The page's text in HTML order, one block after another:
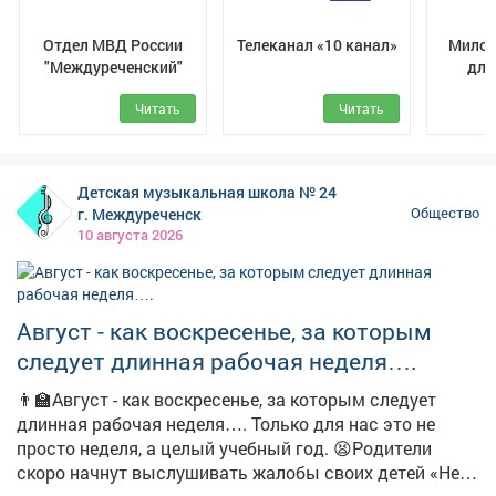
согласия на уход. Помимо клиентских служб
Отделения Соцфонда по Кузбассу, документы можно
будет подать через портал Госуслуг или в МФЦ», -
уточнила управляющий Отделением СФР по
ухода в стаж. Однако чтобы эти периоды были
засчитаны при оформлении пенсии, их нужно
подтвердить в течение всего 2027 года. С 2028 года
подтвердить периоды ухода, которые пришлись на
время до 2027 года, уже не получится. Фото:
freepik.com
Отдел МВД России
"Междуреченский"
Читать
Телеканал «10 канал»
Читать
Детская музыкальная школа № 24
г. Междуреченск
10 августа 2026
Общество
Август - как воскресенье, за которым
следует длинная рабочая неделя….
👨‍🏫Август - как воскресенье, за которым следует
длинная рабочая неделя…. Только для нас это не
просто неделя, а целый учебный год. 😫Родители
скоро начнут выслушивать жалобы своих детей «Не